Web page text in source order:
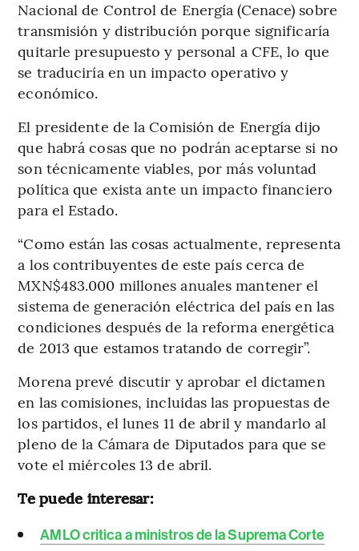
Nacional de Control de Energía (Cenace) sobre
transmisión y distribución porque significaría
quitarle presupuesto y personal a CFE, lo que
se traduciría en un impacto operativo y
económico.
El presidente de la Comisión de Energía dijo
que habrá cosas que no podrán aceptarse si no
son técnicamente viables, por más voluntad
política que exista ante un impacto financiero
para el Estado.
“Como están las cosas actualmente, representa
a los contribuyentes de este país cerca de
MXN$483.000 millones anuales mantener el
sistema de generación eléctrica del país en las
condiciones después de la reforma energética
de 2013 que estamos tratando de corregir”.
Morena prevé discutir y aprobar el dictamen
en las comisiones, incluidas las propuestas de
los partidos, el lunes 11 de abril y mandarlo al
pleno de la Cámara de Diputados para que se
vote el miércoles 13 de abril.
Te puede interesar:
AMLO critica a ministros de la Suprema Corte